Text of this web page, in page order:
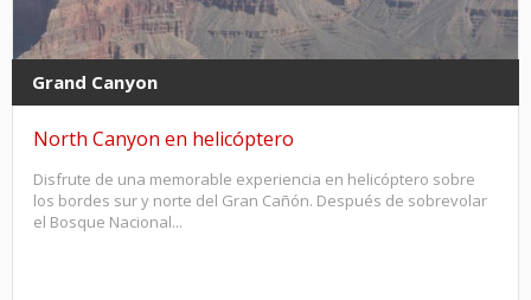
Grand Canyon
North Canyon en helicóptero
Disfrute de una memorable experiencia en helicóptero sobre
los bordes sur y norte del Gran Cañón. Después de sobrevolar
el Bosque Nacional...